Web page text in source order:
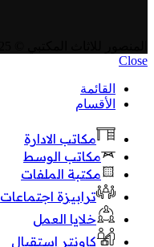
Close
القائمة
الأقسام
مكاتب الادارة
مكاتب الوسط
مكتبة الملفات
ترابيزة اجتماعات
خلايا العمل
كاونتر استقبال